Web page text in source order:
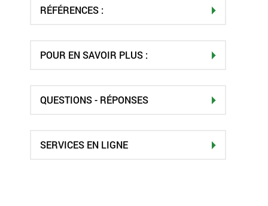
RÉFÉRENCES :
POUR EN SAVOIR PLUS :
QUESTIONS - RÉPONSES
SERVICES EN LIGNE